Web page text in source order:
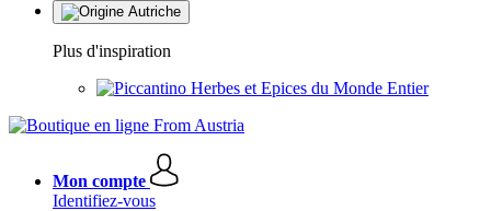
Plus d'inspiration
Herbes et Epices du Monde Entier
Mon compte
Identifiez-vous